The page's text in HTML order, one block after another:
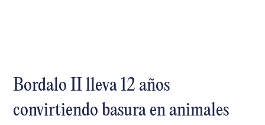
Bordalo II lleva 12 años
convirtiendo basura en animales